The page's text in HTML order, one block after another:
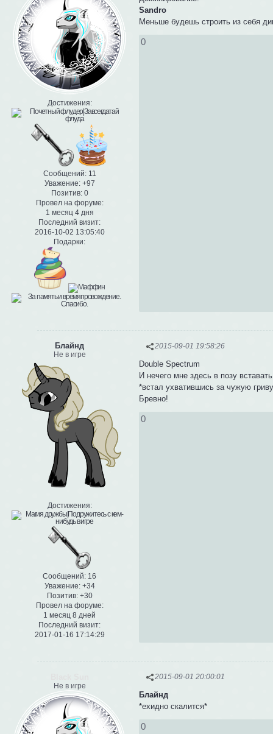
Достижения:
Сообщений:11
Уважение: +97
Позитив: 0
Провел на форуме:
1 месяц 4 дня
Последний визит:
2016-10-02 13:05:40
Подарки:
Sandro
Меньше будешь строить из себя
0
2015-09-01 19:58:26
Блайнд
Не в игре
Достижения:
Сообщений: 16
Уважение: +34
Позитив: +30
Провел на форуме:
1 месяц 8 дней
Последний визит:
2017-01-16 17:14:29
Double Spectrum
И нечего мне здесь в позу
*встал ухватившись за чужую
Бревно!
0
2015-09-01 20:00:01
Не в игре
Блайнд
*ехидно скалится*
0